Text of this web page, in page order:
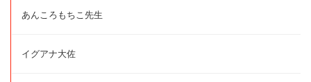
あんころもちこ先生
イグアナ大佐